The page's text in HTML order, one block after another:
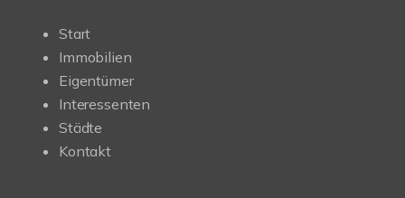
Start
Immobilien
Eigentümer
Interessenten
Städte
Kontakt